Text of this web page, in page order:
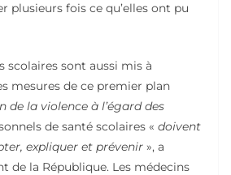
plusieurs fois ce qu’elles ont pu
scolaires sont aussi mis à
mesures de ce premier plan
de la violence à l’égard des
de santé scolaires « doivent
expliquer et prévenir », a
de la République. Les médecins